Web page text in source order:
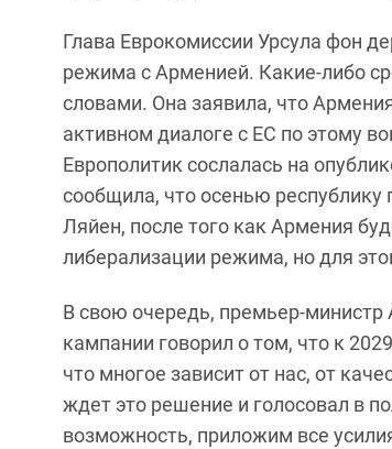
Глава Еврокомиссии Урсула фон
режима с Арменией. Какие-либо
словами. Она заявила, что
активном диалоге с ЕС по этому
Европолитик сослалась на
сообщила, что осенью
Ляйен, после того как Армения
либерализации режима, но для
В свою очередь, премьер-
кампании говорил о том, что к
что многое зависит от нас, от
ждет это решение и голосовал в
возможность, приложим все